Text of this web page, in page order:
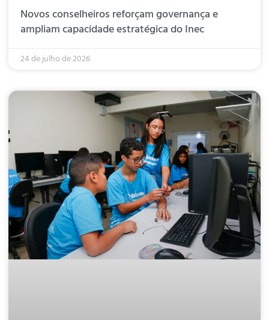
Novos conselheiros reforçam governança e
ampliam capacidade estratégica do Inec
24 de julho de 2026